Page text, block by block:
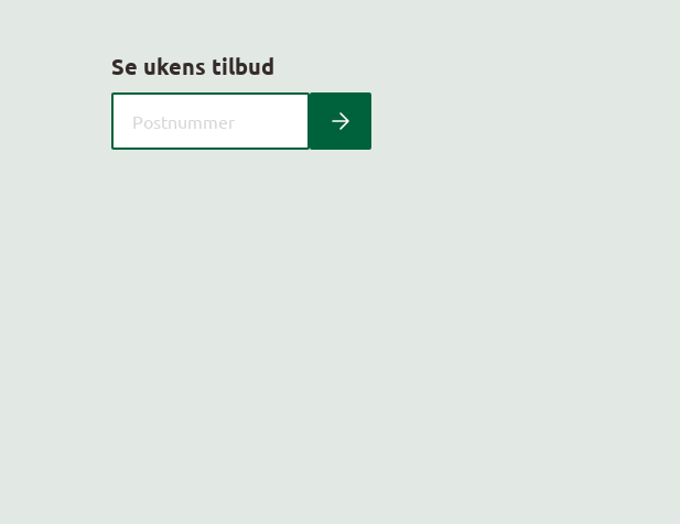
Se ukens tilbud